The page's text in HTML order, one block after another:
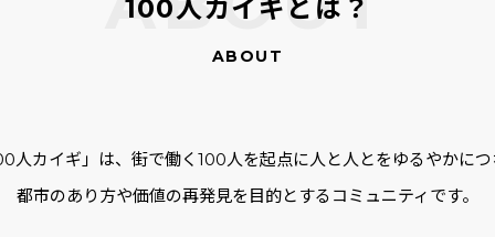
100人カイギとは？
人カイギ」は、街で働く100人を起点に人と人とをゆるやかに
都市のあり方や価値の再発見を目的とするコミュニティです。